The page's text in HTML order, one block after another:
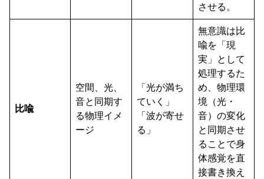
させる。
比喩
空間、光、
音と同期す
る物理イメ
ージ
「光が満ち
ていく」
「波が寄せ
る」
無意識は比
喩を「現
実」として
処理するた
め、物理環
境（光・
音）の変化
と同期させ
ることで身
体感覚を直
接書き換え